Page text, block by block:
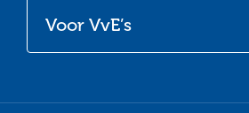
Voor VvE’s